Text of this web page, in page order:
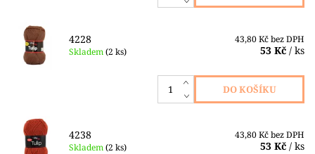
4228
Skladem(2 ks)
43,80 Kč bez DPH
53 Kč / ks
4238
Skladem(2 ks)
43,80 Kč bez DPH
53 Kč / ks